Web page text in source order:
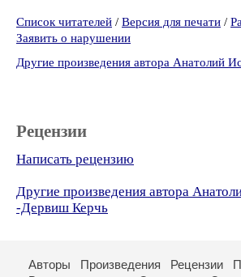
Список читателей / Версия для печати /
Заявить о нарушении
Другие произведения автора Анатолий
Рецензии
Написать рецензию
Другие произведения автора
-Дервиш Керчь
Авторы Произведения Рецензии